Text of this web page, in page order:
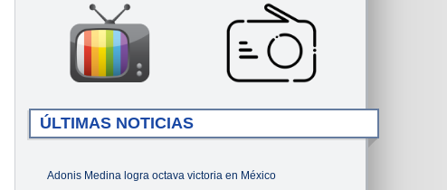
ÚLTIMAS NOTICIAS
Adonis Medina logra octava victoria en México